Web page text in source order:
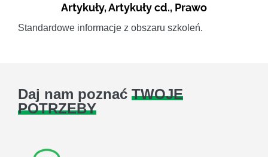
Artykuły,Artykuły cd., Prawo
Standardowe informacje z obszaru szkoleń.
Daj nam poznać TWOJE
POTRZEBY